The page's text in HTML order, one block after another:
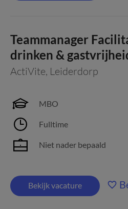
Teammanager
drinken &
ActiVite, Leiderdorp
MBO
Fulltime
Niet nader bepaald
Bekijk vacature